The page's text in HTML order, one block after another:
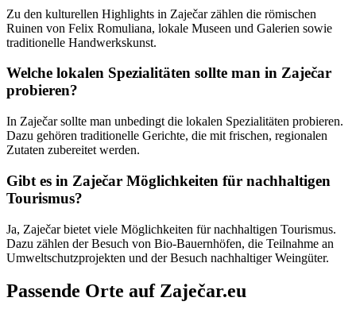
Zu den kulturellen Highlights in Zaječar zählen die römischen
Ruinen von Felix Romuliana, lokale Museen und Galerien sowie
traditionelle Handwerkskunst.
Welche lokalen Spezialitäten sollte man in Zaječar
probieren?
In Zaječar sollte man unbedingt die lokalen Spezialitäten probieren.
Dazu gehören traditionelle Gerichte, die mit frischen, regionalen
Zutaten zubereitet werden.
Gibt es in Zaječar Möglichkeiten für nachhaltigen
Tourismus?
Ja, Zaječar bietet viele Möglichkeiten für nachhaltigen Tourismus.
Dazu zählen der Besuch von Bio-Bauernhöfen, die Teilnahme an
Umweltschutzprojekten und der Besuch nachhaltiger Weingüter.
Passende Orte auf Zaječar.eu